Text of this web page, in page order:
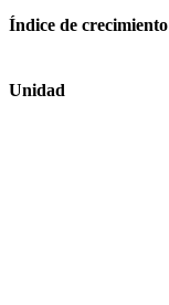
Índice de crecimiento
Unidad